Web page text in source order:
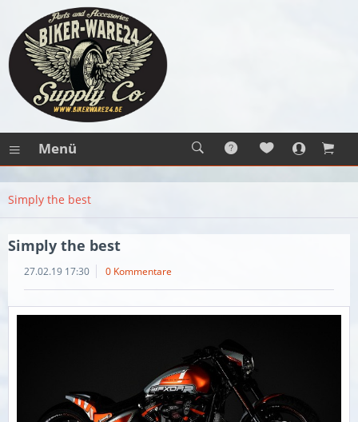
Menü
Simply the best
Simply the best
27.02.19 17:30 0 Kommentare